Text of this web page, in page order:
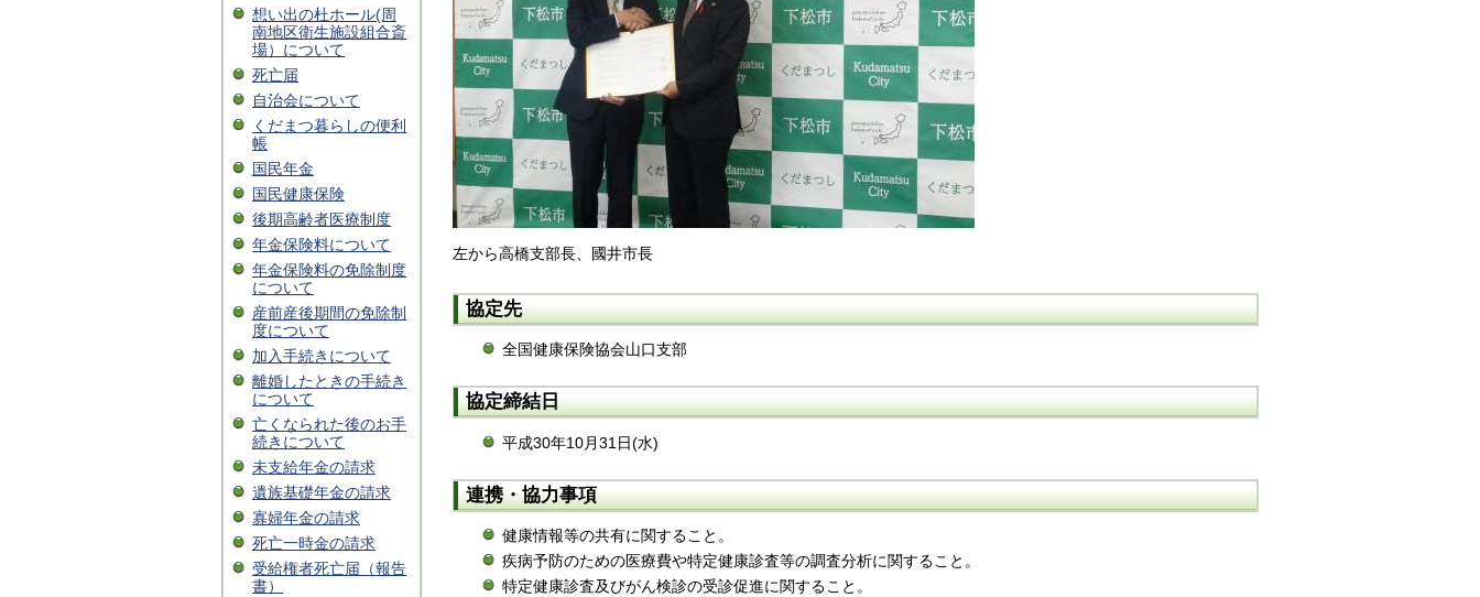
想い出の杜ホール(周
南地区衛生施設組合斎
場）について
死亡届
自治会について
くだまつ暮らしの便利
帳
国民年金
国民健康保険
後期高齢者医療制度
年金保険料について
年金保険料の免除制度
について
産前産後期間の免除制
度について
加入手続きについて
離婚したときの手続き
について
亡くなられた後のお手
続きについて
未支給年金の請求
遺族基礎年金の請求
寡婦年金の請求
死亡一時金の請求
受給権者死亡届（報告
書）
左から高橋支部長、國井市長
協定先
全国健康保険協会山口支部
協定締結日
平成30年10月31日(水)
連携・協力事項
健康情報等の共有に関すること。
疾病予防のための医療費や特定健康診査等の調査分析に関すること。
特定健康診査及びがん検診の受診促進に関すること。